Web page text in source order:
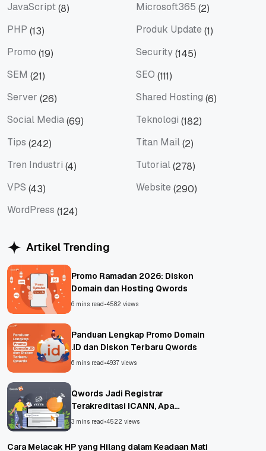
JavaScript(8) Microsoft365 (2)
PHP (13) Produk Update (1)
Promo (19) Security(145)
SEM (21) SEO (111)
Server (26) Shared Hosting (6)
Social Media(69) Teknologi (182)
Tips (242) Titan Mail(2)
Tren Industri (4) Tutorial(278)
VPS (43) Website (290)
WordPress (124)
Artikel Trending
Promo Ramadan 2026: Diskon
Domain dan Hosting Qwords
6 mins read •4582 views
Panduan Lengkap Promo Domain
.ID dan Diskon Terbaru Qwords
6 mins read •4937 views
Qwords Jadi Registrar
Terakreditasi ICANN, Apa
Untungnya?
3 mins read •4522 views
Cara Melacak HP yang Hilang dalam Keadaan Mati